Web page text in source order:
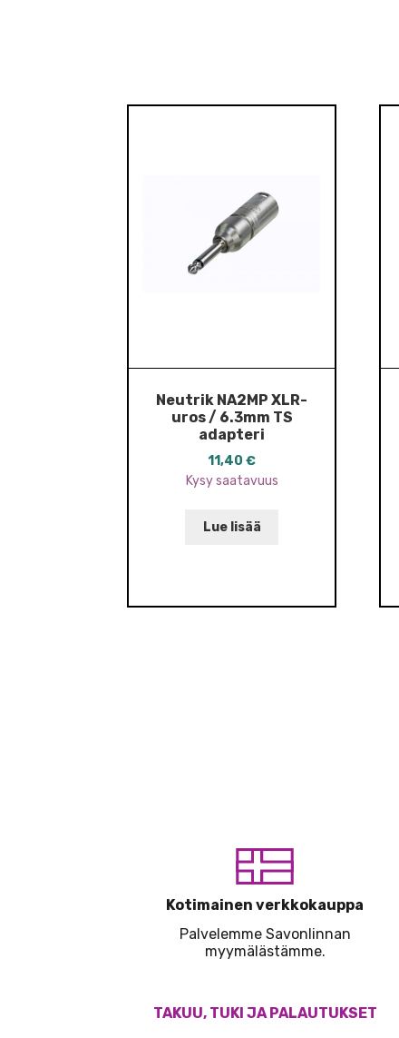
Neutrik NA2MP XLR-
uros / 6.3mm TS
adapteri
11,40€
Kysy saatavuus
Lue lisää
Kotimainen verkkokauppa
Palvelemme Savonlinnan
myymälästämme.
TAKUU, TUKI JA PALAUTUKSET